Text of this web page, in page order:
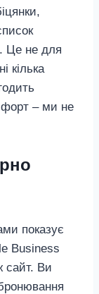
Це не для
кілька
– ми не
показує
Business
сайт. Ви